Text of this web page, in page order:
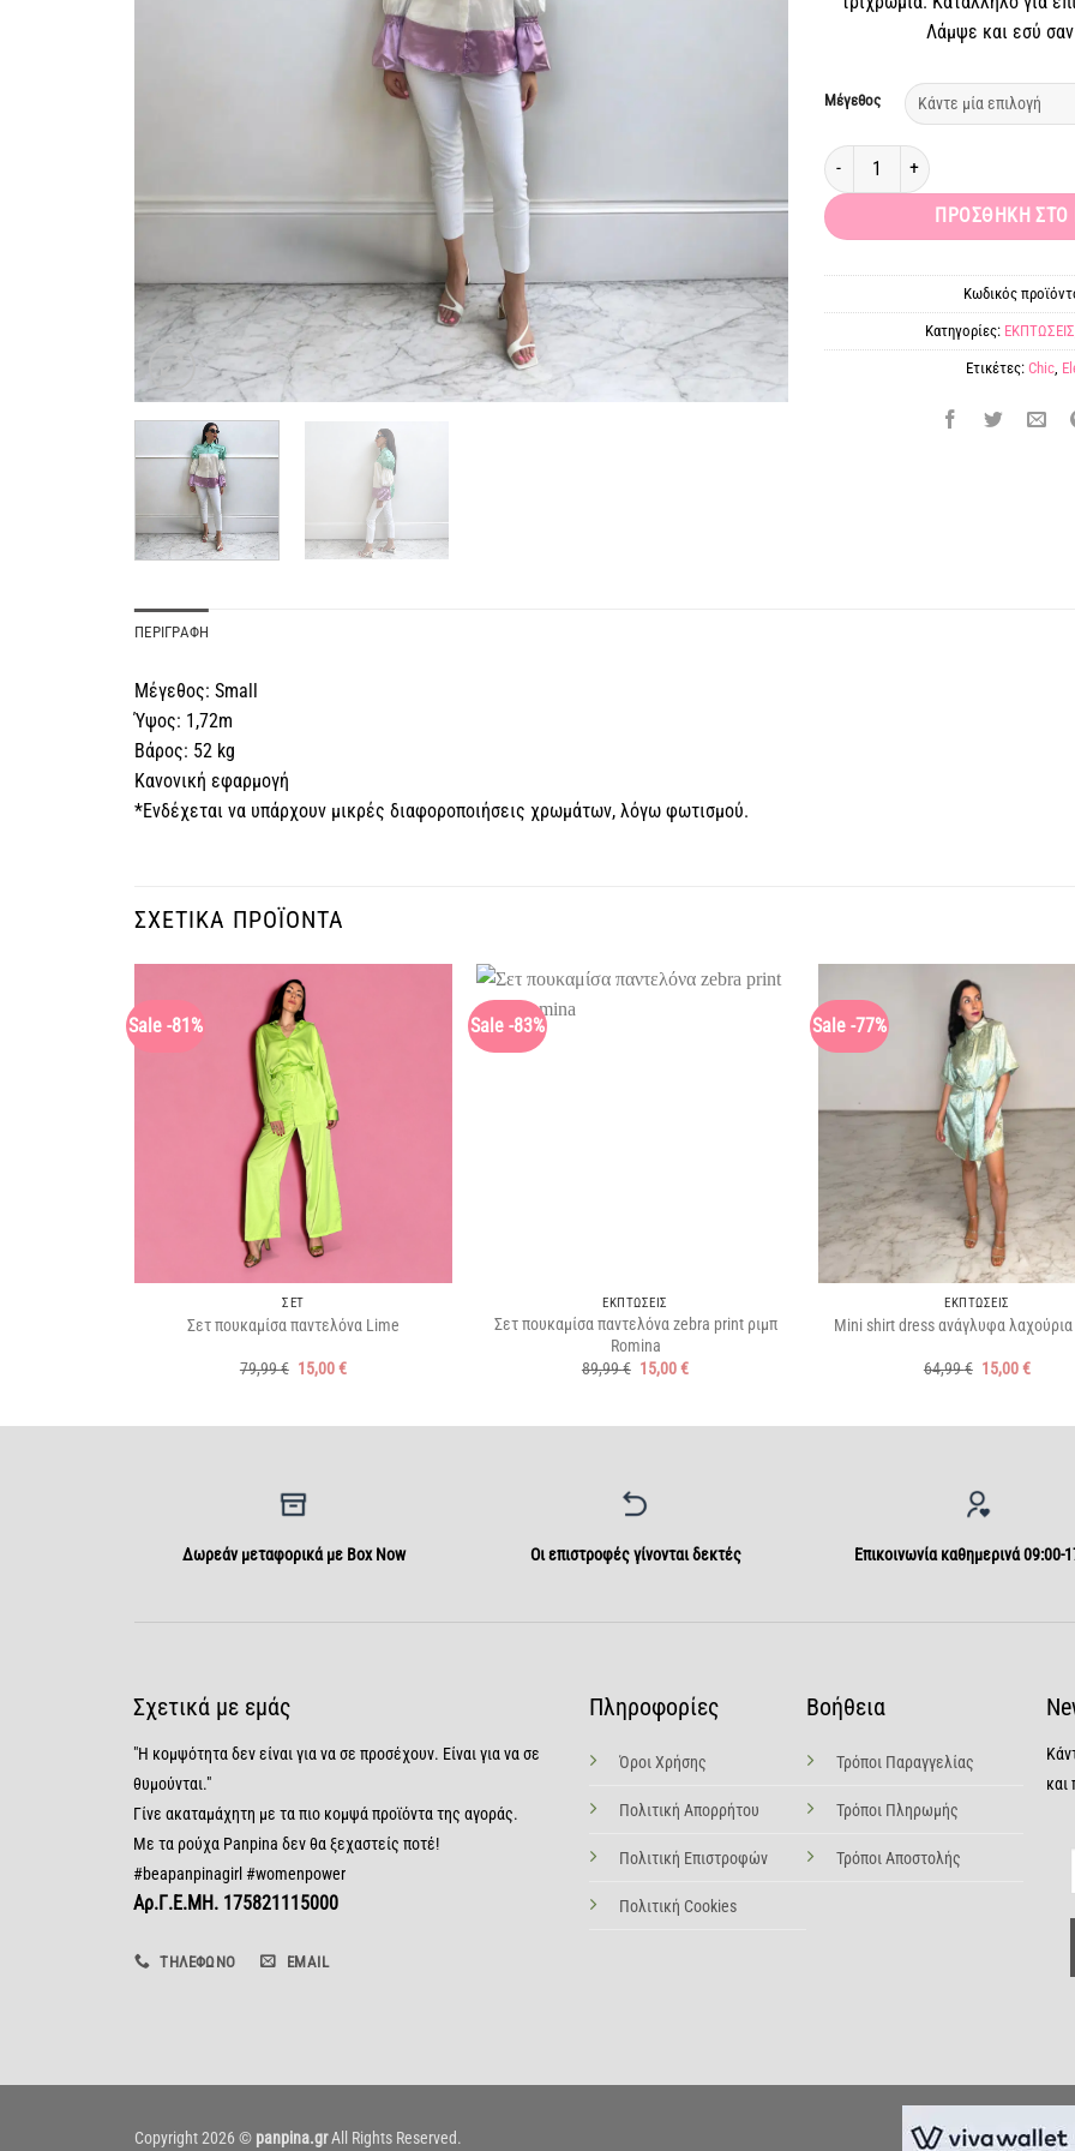
Λάμψε και εσύ
Μέγεθος
Πουκάμισο σατέν φουσκωτά μανίκια
ΠΡΟΣΘΉΚΗ ΣΤΟ
Κωδικός
Κατηγορίες: ΕΚΠΤΩΣΕΙΣ
Ετικέτες:Chic
ΠΕΡΙΓΡΑΦΉ
Μέγεθος: Small
Ύψος: 1,72m
Βάρος: 52 kg
Κανονική εφαρμογή
*Ενδέχεται να υπάρχουν μικρές διαφοροποιήσεις χρωμάτων, λόγω φωτισμού.
ΣΧΕΤΙΚΆ ΠΡΟΪΌΝΤΑ
Sale -81%
ΣΕΤ
Σετ πουκαμίσα παντελόνα Lime
79,99€ Original
15,00€Η
Sale -83%
ΕΚΠΤΩΣΕΙΣ
Σετ πουκαμίσα παντελόνα zebra print ριμπ
Romina
89,99€ Original
15,00€Η
Sale -77%
ΕΚΠΤΩΣΕΙΣ
Mini shirt dress ανάγλυφα λαχούρια
64,99€ Original
15,00€Η
Δωρεάν μεταφορικά με Box Now Οι επιστροφές γίνονται δεκτές Επικοινωνία καθημερινά 09:00-
Σχετικά με εμάς
"Η κομψότητα δεν είναι για να σε προσέχουν. Είναι για να σε
θυμούνται."
Γίνε ακαταμάχητη με τα πιο κομψά προϊόντα της αγοράς.
Με τα ρούχα Panpina δεν θα ξεχαστείς ποτέ!
#beapanpinagirl #womenpower
Αρ.Γ.Ε.ΜΗ. 175821115000
ΤΗΛΈΦΩΝΟ EMAIL
Πληροφορίες
Όροι Χρήσης
Πολιτική Απορρήτου
Πολιτική Επιστροφών
Πολιτική Cookies
Βοήθεια
Τρόποι Παραγγελίας
Τρόποι Πληρωμής
Τρόποι Αποστολής
και
Copyright 2026 © panpina.grAll Rights Reserved.